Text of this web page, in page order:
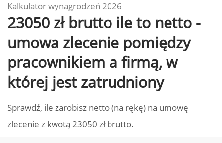
Kalkulator wynagrodzeń 2026
23050 zł brutto ile to netto -
umowa zlecenie pomiędzy
pracownikiem a firmą, w
której jest zatrudniony
Sprawdź, ile zarobisz netto (na rękę) na umowę
zlecenie z kwotą 23050 zł brutto.